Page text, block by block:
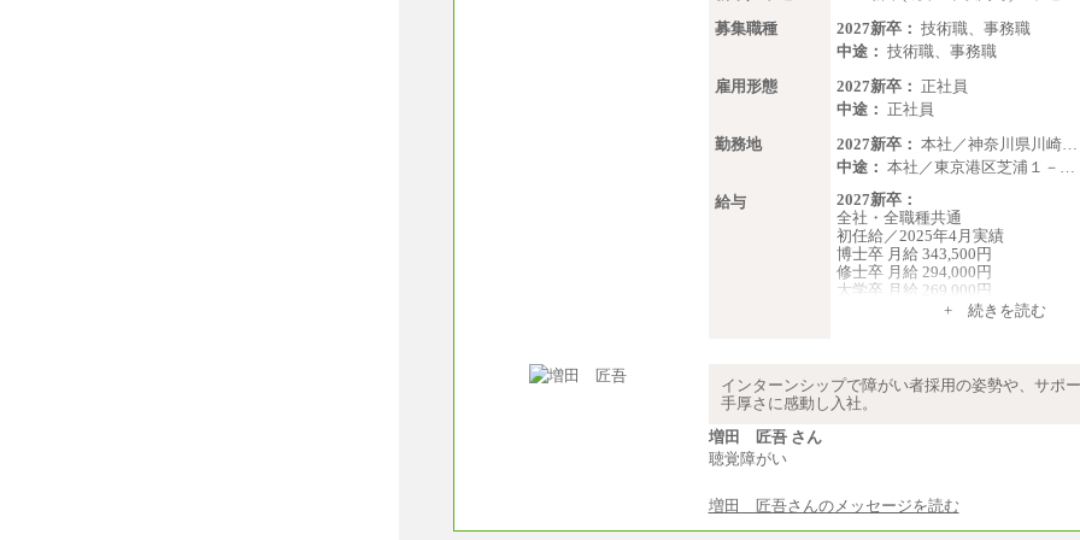
募集職種
2027新卒： 技術職、事務職
中途： 技術職、事務職
雇用形態
2027新卒： 正社員
中途： 正社員
勤務地
2027新卒： 本社／神奈川県川崎…
中途： 本社／東京港区芝浦１－…
給与
2027新卒：
全社・全職種共通
初任給／2025年4月実績
博士卒 月給 343,500円
修士卒 月給 294,000円
大学卒 月給 269,000円
※試用期間の給与に変更はござい
します。
2025年新卒初任給 大学卒／月給
000円
+ 続きを読む
インターンシップで障がい者採用の姿勢や、サポ
手厚さに感動し入社。
増田 匠吾 さん
聴覚障がい
増田 匠吾さんのメッセージを読む